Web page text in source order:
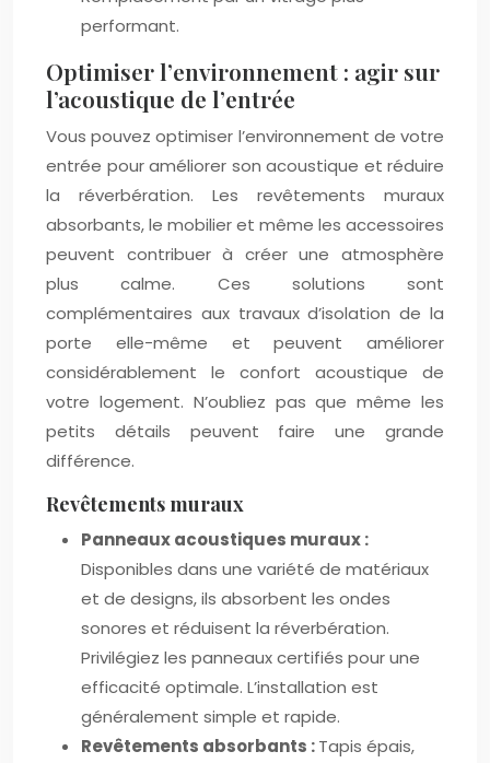
performant.
Optimiser l’environnement : agir sur
l’acoustique de l’entrée
Vous pouvez optimiser l’environnement de votre
entrée pour améliorer son acoustique et réduire
la réverbération. Les revêtements muraux
absorbants, le mobilier et même les accessoires
peuvent contribuer à créer une atmosphère
plus calme. Ces solutions sont
complémentaires aux travaux d’isolation de la
porte elle-même et peuvent améliorer
considérablement le confort acoustique de
votre logement. N’oubliez pas que même les
petits détails peuvent faire une grande
différence.
Revêtements muraux
Panneaux acoustiques muraux :
Disponibles dans une variété de matériaux
et de designs, ils absorbent les ondes
sonores et réduisent la réverbération.
Privilégiez les panneaux certifiés pour une
efficacité optimale. L’installation est
généralement simple et rapide.
Revêtements absorbants :Tapis épais,